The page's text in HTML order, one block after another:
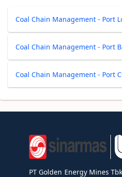
Coal Chain Management - Port
Coal Chain Management - Port
Coal Chain Management - Port
PT Golden Energy Mines